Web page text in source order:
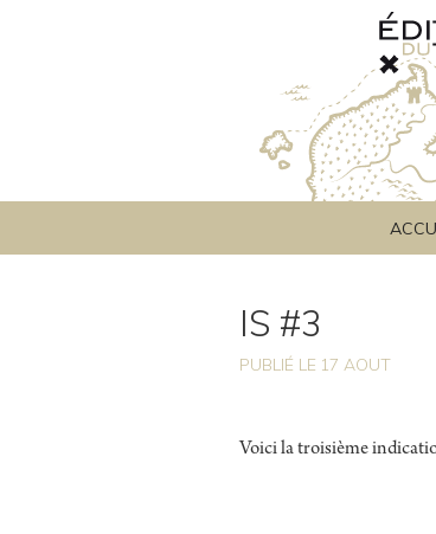
IS #3
PUBLIÉ LE 17 AOUT
Voici la troisième